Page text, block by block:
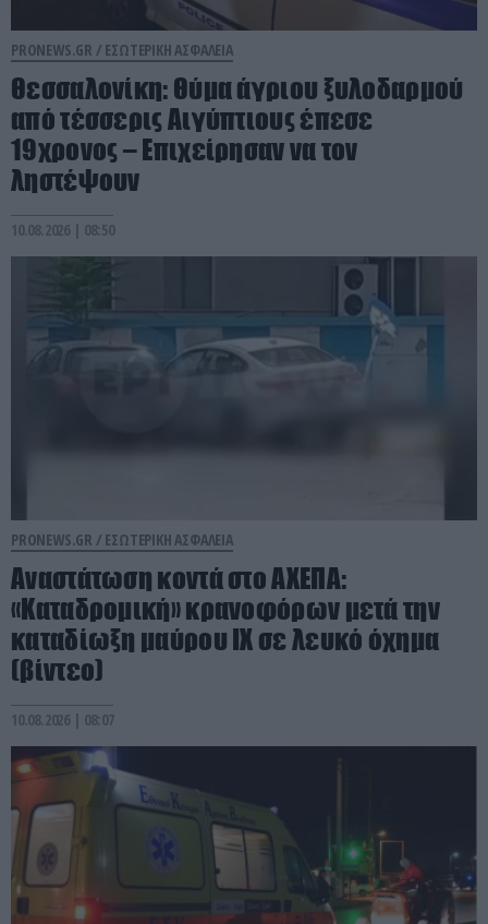
PRONEWS.GR / ΕΣΩΤΕΡΙΚΗ ΑΣΦΑΛΕΙΑ
Θεσσαλονίκη: Θύμα άγριου ξυλοδαρμού
από τέσσερις Αιγύπτιους έπεσε
19χρονος – Επιχείρησαν να τον
ληστέψουν
10.08.2026 | 08:50
PRONEWS.GR / ΕΣΩΤΕΡΙΚΗ ΑΣΦΑΛΕΙΑ
Αναστάτωση κοντά στο ΑΧΕΠΑ:
«Καταδρομική» κρανοφόρων μετά την
καταδίωξη μαύρου ΙΧ σε λευκό όχημα
(βίντεο)
10.08.2026 | 08:07